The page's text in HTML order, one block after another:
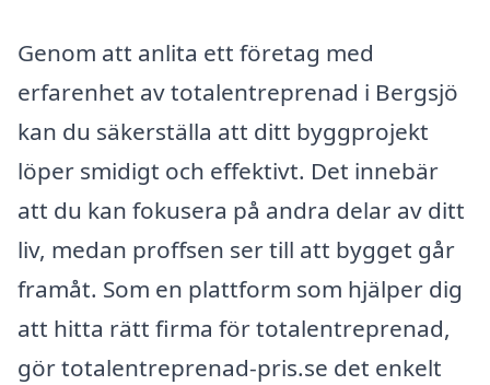
Genom att anlita ett företag med
erfarenhet av totalentreprenad i Bergsjö
kan du säkerställa att ditt byggprojekt
löper smidigt och effektivt. Det innebär
att du kan fokusera på andra delar av ditt
liv, medan proffsen ser till att bygget går
framåt. Som en plattform som hjälper dig
att hitta rätt firma för totalentreprenad,
gör totalentreprenad-pris.se det enkelt